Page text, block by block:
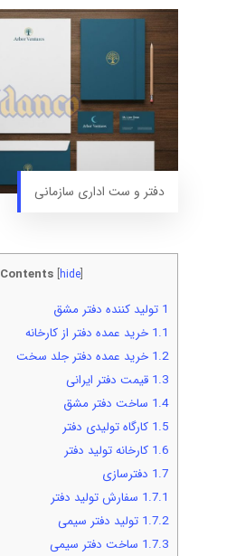
دفتر و ست اداری سازمانی
Contents [hide]
1 تولید کننده دفتر مشق
1.1 خرید عمده دفتر از کارخانه
1.2 خرید عمده دفتر جلد سخت
1.3 قیمت دفتر ایرانی
1.4 ساخت دفتر مشق
1.5 کارگاه تولیدی دفتر
1.6 کارخانه تولید دفتر
1.7 دفترسازی
1.7.1 سفارش تولید دفتر
1.7.2 تولید دفتر سیمی
1.7.3 ساخت دفتر سیمی